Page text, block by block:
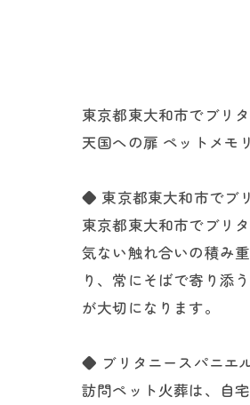
東京都東大和市でブリ
天国への扉 ペットメモ
◆ 東京都東大和市でブ
東京都東大和市でブリ
気ない触れ合いの積み
り、常にそばで寄り添
が大切になります。
◆ ブリタニースパニエ
訪問ペット火葬は、自